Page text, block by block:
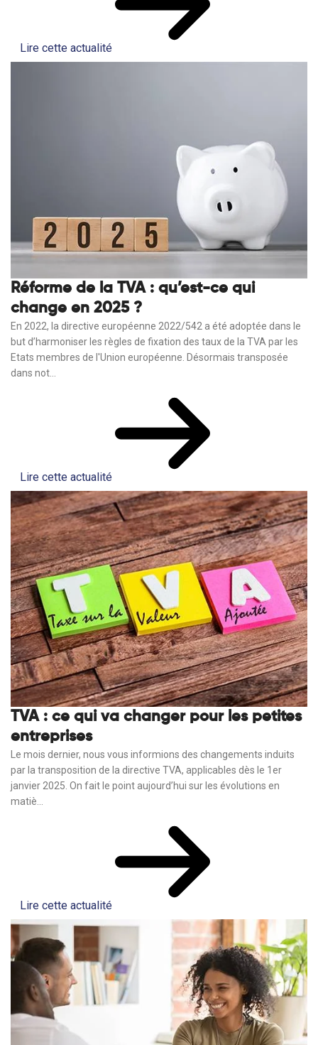
Lire cette actualité
Réforme de la TVA : qu’est-ce qui
change en 2025 ?
En 2022, la directive européenne 2022/542 a été adoptée dans le
but d’harmoniser les règles de fixation des taux de la TVA par les
Etats membres de l'Union européenne. Désormais transposée
dans not...
Lire cette actualité
TVA : ce qui va changer pour les petites
entreprises
Le mois dernier, nous vous informions des changements induits
par la transposition de la directive TVA, applicables dès le 1er
janvier 2025. On fait le point aujourd’hui sur les évolutions en
matiè...
Lire cette actualité